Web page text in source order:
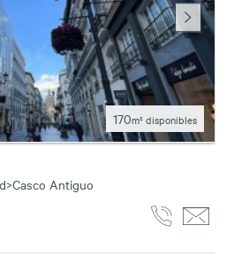
170m² disponibles
>Casco Antiguo